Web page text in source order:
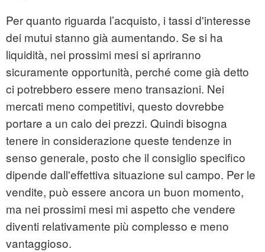
Per quanto riguarda l’acquisto, i tassi d'interesse
dei mutui stanno già aumentando. Se si ha
liquidità, nei prossimi mesi si apriranno
sicuramente opportunità, perché come già detto
ci potrebbero essere meno transazioni. Nei
mercati meno competitivi, questo dovrebbe
portare a un calo dei prezzi. Quindi bisogna
tenere in considerazione queste tendenze in
senso generale, posto che il consiglio specifico
dipende dall'effettiva situazione sul campo. Per le
vendite, può essere ancora un buon momento,
ma nei prossimi mesi mi aspetto che vendere
diventi relativamente più complesso e meno
vantaggioso.